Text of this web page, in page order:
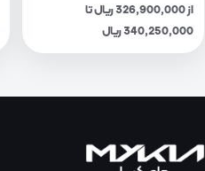
از 326,900,000 ریال تا
340,250,000 ریال